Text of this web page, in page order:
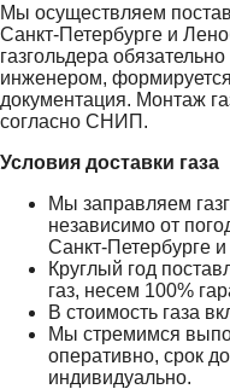
Мы осуществляем
Санкт-Петербурге и
газгольдера
инженером,
документация. Монтаж
согласно СНИП.
Условия доставки газа
Мы заправляем
независимо от
Санкт-Петербурге
Круглый год
газ, несем 100%
В стоимость газа
Мы стремимся
оперативно, срок
индивидуально.